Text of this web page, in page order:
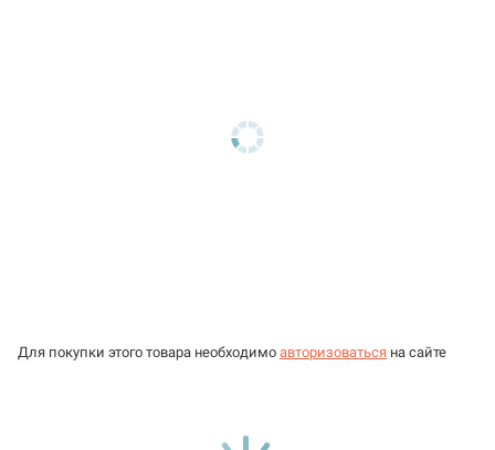
Для покупки этого товара необходимо авторизоваться на сайте